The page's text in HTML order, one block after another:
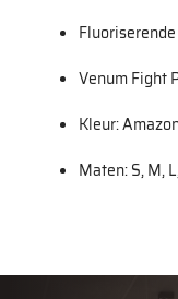
Venum Fight
Kleur:
Maten: S, M,